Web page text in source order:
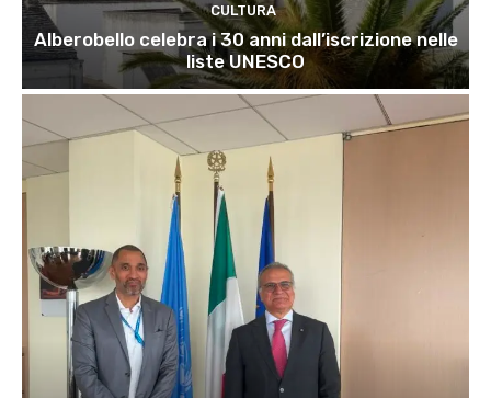
CULTURA
Alberobello celebra i 30 anni dall’iscrizione nelle
liste UNESCO